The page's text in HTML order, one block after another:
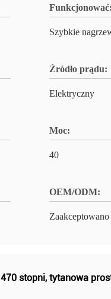
Funkcjonować:
Szybkie
Źródło prądu:
Elektryczny
Moc:
40
OEM/ODM:
Zaakceptowano
stopni,tytanowa